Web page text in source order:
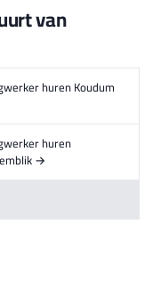
van
huren Koudum
huren
→